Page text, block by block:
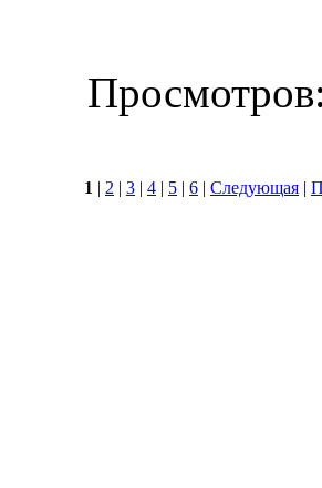
1 | 2 | 3 | 4 | 5 | 6 | Следующая |